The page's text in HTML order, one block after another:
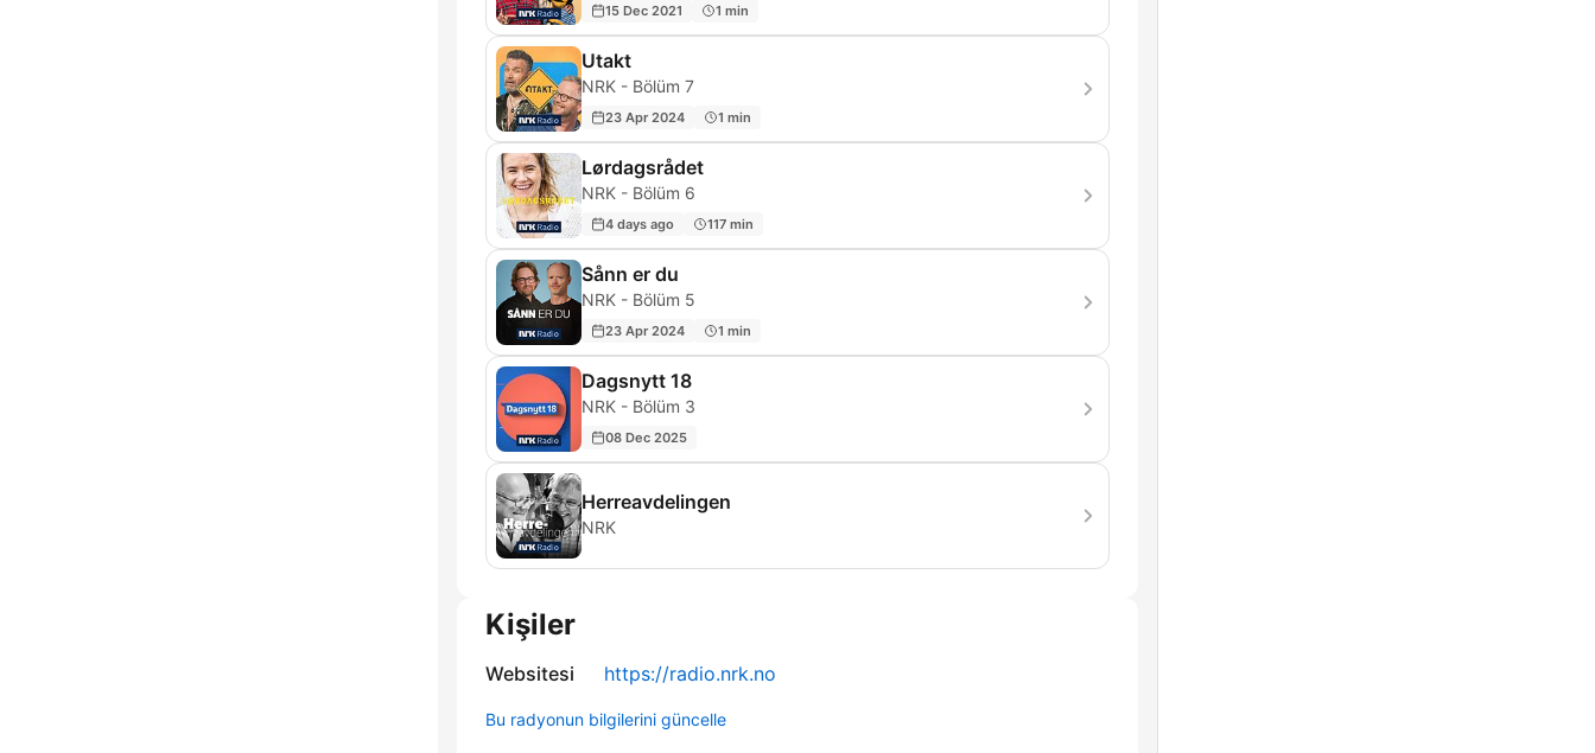
15 Dec 2021 1 min
Utakt
NRK - Bölüm 7
23 Apr 2024 1 min
Lørdagsrådet
NRK - Bölüm 6
4 days ago 117 min
Sånn er du
NRK - Bölüm 5
23 Apr 2024 1 min
Dagsnytt 18
NRK - Bölüm 3
08 Dec 2025
Herreavdelingen
NRK
Kişiler
Websitesi https://radio.nrk.no
Bu radyonun bilgilerini güncelle